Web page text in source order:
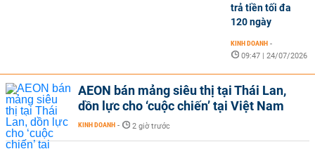
trả tiền tối đa
120 ngày
KINH DOANH -
09:47 | 24/07/2026
AEON bán mảng siêu thị tại Thái Lan,
dồn lực cho ‘cuộc chiến’ tại Việt Nam
KINH DOANH - 2 giờ trước